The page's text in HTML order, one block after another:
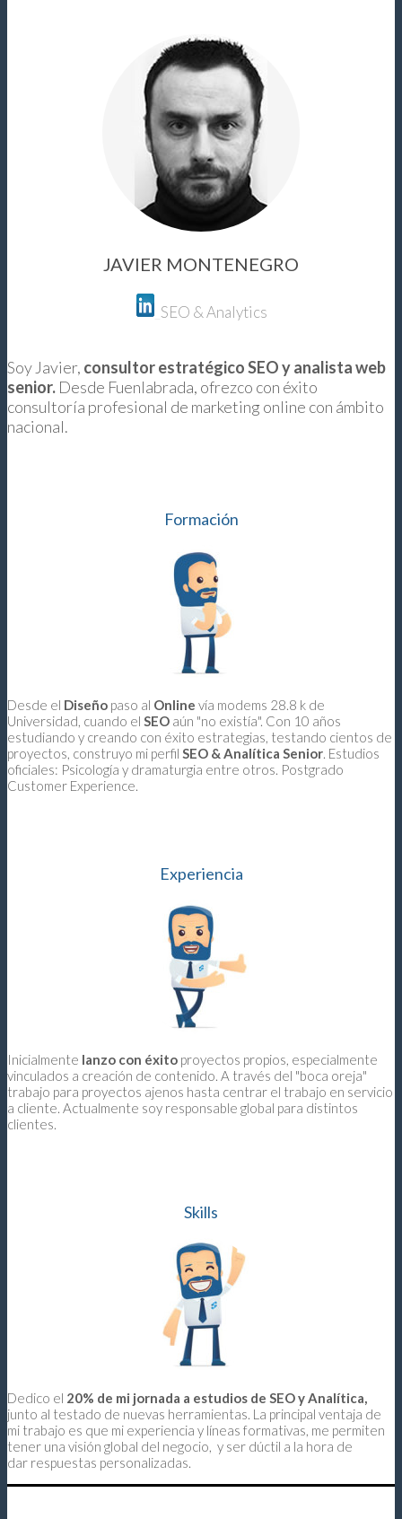
JAVIER MONTENEGRO
SEO & Analytics
Soy Javier, consultor estratégico SEO y analista web
senior. Desde Fuenlabrada, ofrezco con éxito
consultoría profesional de marketing online con ámbito
nacional.
Formación
Desde el Diseño paso al Online vía modems 28.8 k de
Universidad, cuando el SEO aún "no existía". Con 10 años
estudiando y creando con éxito estrategias, testando cientos de
proyectos, construyo mi perfil SEO & Analítica Senior. Estudios
oficiales: Psicología y dramaturgia entre otros. Postgrado
Customer Experience.
Experiencia
Inicialmente lanzo con éxito proyectos propios, especialmente
vinculados a creación de contenido. A través del "boca oreja"
trabajo para proyectos ajenos hasta centrar el trabajo en servicio
a cliente. Actualmente soy responsable global para distintos
clientes.
Skills
Dedico el 20% de mi jornada a estudios de SEO y Analítica,
junto al testado de nuevas herramientas. La principal ventaja de
mi trabajo es que mi experiencia y líneas formativas, me permiten
tener una visión global del negocio, y ser dúctil a la hora de
dar respuestas personalizadas.